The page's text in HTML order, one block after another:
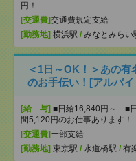
円！
[交通費]交通費規定支給
[勤務地] 横浜駅 / みなとみらい
＜1日～OK！＞あの
のお手伝い！[アルバイ
[給 与] ■日給16,840円～ ■
間5,120円のお仕事あります！
[交通費]一部支給
[勤務地] 東京駅 / 水道橋駅 / 有